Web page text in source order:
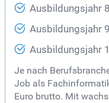
Ausbildungsjahr
Ausbildungsjahr
Ausbildungsjahr
Je nach
Job als
Euro brutto. Mit